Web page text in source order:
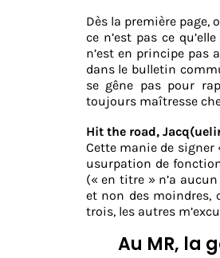
Dès la première page,
ce n’est pas ce
n’est en principe pas
dans le bulletin
se gêne pas pour
toujours maîtresse
Hit the road,
Cette manie de signer
usurpation de
(« en titre » n’a
et non des moindres,
trois, les autres
Au MR, la